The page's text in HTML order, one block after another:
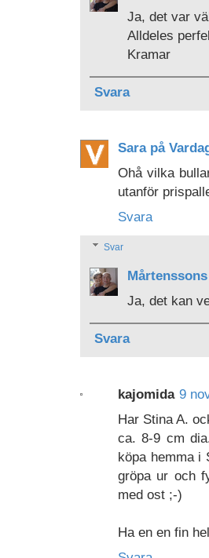
Ja, det var
Alldeles
Kramar
Svara
Sara på
Ohå vilka
utanför
Svara
Svar
Ja, det kan
Svara
kajomida 9
Har Stina A.
ca. 8-9 cm
köpa hemma i
gröpa ur och
med ost ;-)
Ha en en fin